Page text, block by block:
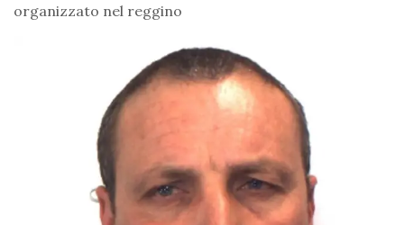
organizzato nel reggino